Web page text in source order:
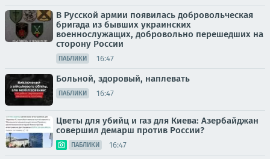
В Русской армии появилась добровольческая
бригада из бывших украинских
военнослужащих, добровольно перешедших на
сторону России
ПАБЛИКИ 16:47
Больной, здоровый, наплевать
ПАБЛИКИ 16:47
Цветы для убийц и газ для Киева: Азербайджан
совершил демарш против России?
ПАБЛИКИ 16:47